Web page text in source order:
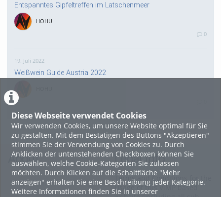
Diese Webseite verwendet Cookies
Wir verwenden Cookies, um unsere Website optimal für Sie
zu gestalten. Mit dem Bestätigen des Buttons "Akzeptieren"
stimmen Sie der Verwendung von Cookies zu. Durch
Anklicken der untenstehenden Checkboxen können Sie
auswählen, welche Cookie-Kategorien Sie zulassen
möchten. Durch Klicken auf die Schaltfläche "Mehr
anzeigen" erhalten Sie eine Beschreibung jeder Kategorie.
Weitere Informationen finden Sie in unserer
Entspanntes Gipfeltreffen im Latschenmeer
HOHU
0
19. Juli 2022
Weißwein Guide Austria 2022
16. Mai 2022
neuer Test-Newsbeitrag
HOHU
9. Mai 2022
About Legal Info
Terms and Conditions for the
Usage of this ViMP based